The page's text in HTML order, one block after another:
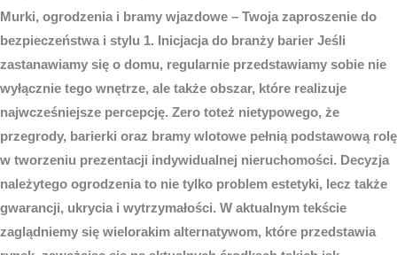
Murki, ogrodzenia i bramy wjazdowe – Twoja zaproszenie do
bezpieczeństwa i stylu 1. Inicjacja do branży barier Jeśli
zastanawiamy się o domu, regularnie przedstawiamy sobie nie
wyłącznie tego wnętrze, ale także obszar, które realizuje
najwcześniejsze percepcję. Zero toteż nietypowego, że
przegrody, barierki oraz bramy wlotowe pełnią podstawową rolę
w tworzeniu prezentacji indywidualnej nieruchomości. Decyzja
należytego ogrodzenia to nie tylko problem estetyki, lecz także
gwarancji, ukrycia i wytrzymałości. W aktualnym tekście
zaglądniemy się wielorakim alternatywom, które przedstawia